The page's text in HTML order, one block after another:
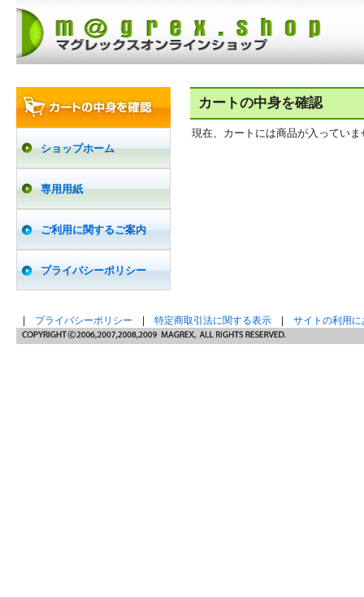
ショップホーム
専用用紙
ご利用に関するご案内
プライバシーポリシー
カートの中身を確認
現在、カートには商品が入っていま
プライバシーポリシー 特定商取引法に関する表示 サイトの利用に